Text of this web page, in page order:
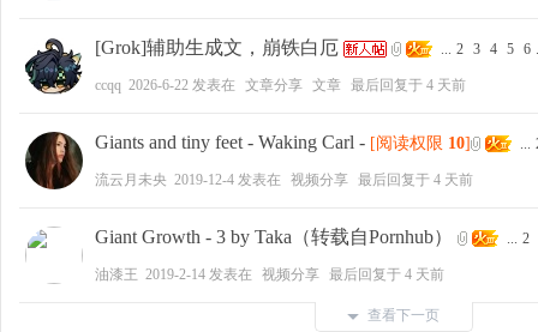
[Grok]辅助生成文，崩铁白厄 ... 2 3 4 5 6
ccqq 2026-6-22 发表在 文章分享 文章 最后回复于 4 天前
Giants and tiny feet - Waking Carl - [阅读权限 10] ...
流云月未央 2019-12-4 发表在 视频分享 最后回复于 4 天前
Giant Growth - 3 by Taka（转载自Pornhub） ... 2
油漆王 2019-2-14 发表在 视频分享 最后回复于 4 天前
查看下一页